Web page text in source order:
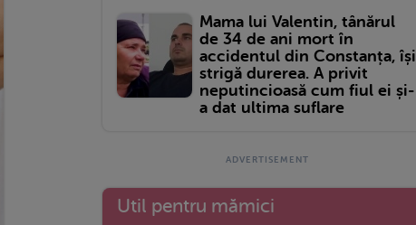
Mama lui Valentin, tânărul
de 34 de ani mort în
accidentul din Constanța, își
strigă durerea. A privit
neputincioasă cum fiul ei și-
a dat ultima suflare
Util pentru mămici